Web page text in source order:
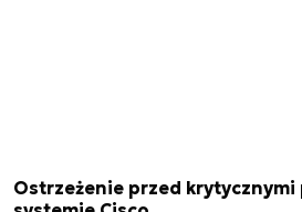
Ostrzeżenie przed